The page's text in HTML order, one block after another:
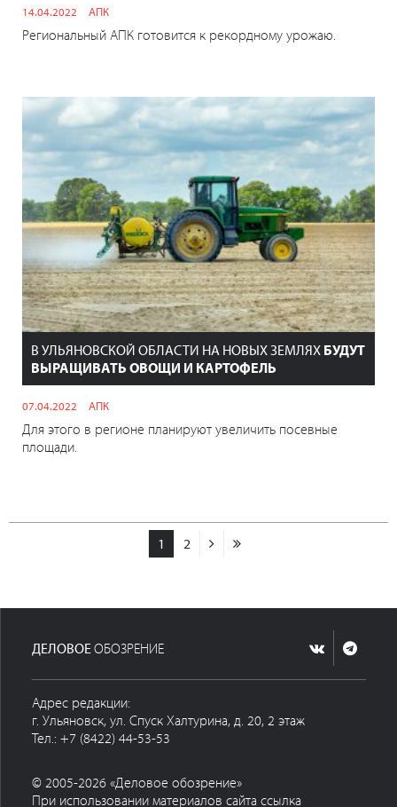
14.04.2022 АПК
Региональный АПК готовится к рекордному урожаю.
В УЛЬЯНОВСКОЙ ОБЛАСТИ НА НОВЫХ ЗЕМЛЯХ БУДУТ
ВЫРАЩИВАТЬ ОВОЩИ И КАРТОФЕЛЬ
07.04.2022 АПК
Для этого в регионе планируют увеличить посевные
площади.
1 2
ДЕЛОВОЕОБОЗРЕНИЕ
Адрес редакции:
г. Ульяновск, ул. Спуск Халтурина, д. 20, 2 этаж
Тел.: +7 (8422) 44-53-53
© 2005-2026 «Деловое обозрение»
При использовании материалов сайта ссылка